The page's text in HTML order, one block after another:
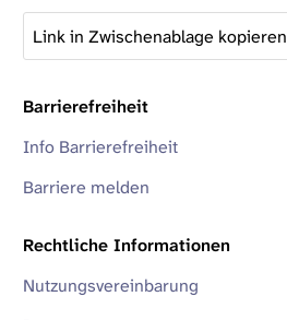
Link in Zwischenablage kopieren
Barrierefreiheit
Info Barrierefreiheit
Barriere melden
Rechtliche Informationen
Nutzungsvereinbarung